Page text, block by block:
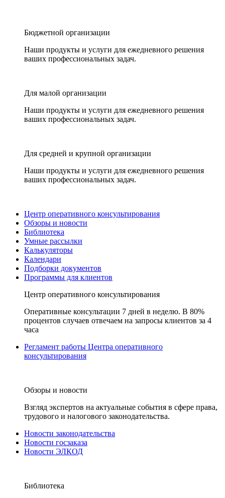
Бюджетной организации
Наши продукты и услуги для ежедневного решения
ваших профессиональных задач.
Для малой организации
Наши продукты и услуги для ежедневного решения
ваших профессиональных задач.
Для средней и крупной организации
Наши продукты и услуги для ежедневного решения
ваших профессиональных задач.
Центр оперативного консультирования
Обзоры и новости
Библиотека
Умные рассылки
Калькуляторы
Календари
Подборки документов
Программы для клиентов
Центр оперативного консультирования
Оперативные консультации 7 дней в неделю. В 80%
процентов случаев отвечаем на запросы клиентов за 4
часа
Регламент работы Центра оперативного
консультирования
Обзоры и новости
Взгляд экспертов на актуальные события в сфере права,
трудового и налогового законодательства.
Новости законодательства
Новости госзаказа
Новости ЭЛКОД
Библиотека